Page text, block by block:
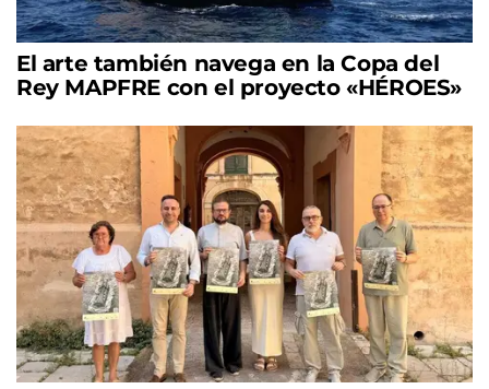
El arte también navega en la Copa del
Rey MAPFRE con el proyecto «HÉROES»